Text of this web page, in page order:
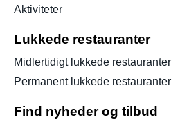
Aktiviteter
Lukkede restauranter
Midlertidigt lukkede restauranter
Permanent lukkede restauranter
Find nyheder og tilbud